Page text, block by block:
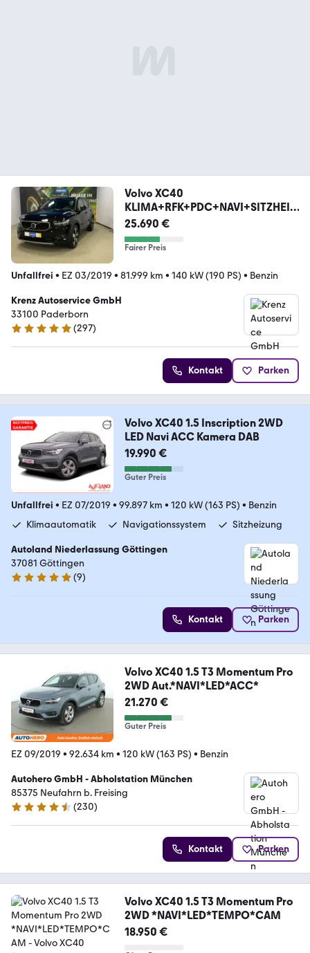
Volvo XC40
KLIMA+RFK+PDC+NAVI+SITZHEIZ
+4x4+AHK+ALU+LED
25.690 €
Fairer Preis
Unfallfrei • EZ 03/2019 • 81.999 km • 140 kW (190 PS) • Benzin
Krenz Autoservice GmbH
33100 Paderborn
4.8 Sterne
(297)
Kontakt Parken
Volvo XC40 1.5 Inscription 2WD
LED Navi ACC Kamera DAB
19.990 €
Guter Preis
Unfallfrei • EZ 07/2019 • 99.897 km • 120 kW (163 PS) • Benzin
Klimaautomatik
Navigationssystem Sitzheizung
Autoland Niederlassung Göttingen
37081 Göttingen
5 Sterne
(9)
Kontakt Parken
Volvo XC40 1.5 T3 Momentum Pro
2WD Aut.*NAVI*LED*ACC*
21.270 €
Guter Preis
EZ 09/2019 • 92.634 km • 120 kW (163 PS) • Benzin
Autohero GmbH - Abholstation München
85375 Neufahrn b. Freising
4.4 Sterne
(230)
Kontakt Parken
Volvo XC40 1.5 T3 Momentum Pro
2WD *NAVI*LED*TEMPO*CAM
18.950 €